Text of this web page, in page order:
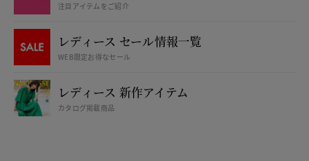
注目アイテムをご紹介
レディース セール情報一覧
WEB限定お得なセール
レディース 新作アイテム
カタログ掲載商品